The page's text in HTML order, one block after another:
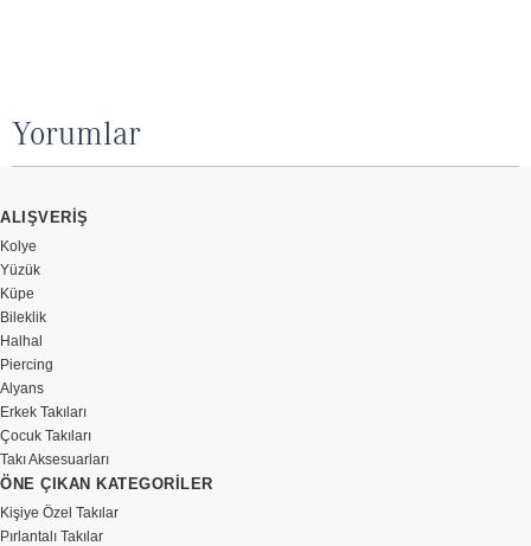
Yorumlar
ALIŞVERİŞ
Kolye
Yüzük
Küpe
Bileklik
Halhal
Piercing
Alyans
Erkek Takıları
Çocuk Takıları
Takı Aksesuarları
ÖNE ÇIKAN KATEGORİLER
Kişiye Özel Takılar
Pırlantalı Takılar